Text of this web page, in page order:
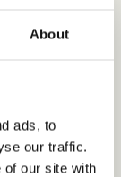
About
ads, to
our traffic.
of our site with